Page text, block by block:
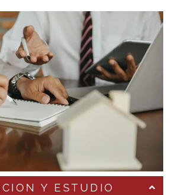
Y ESTUDIO